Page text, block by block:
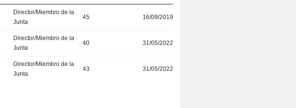
Director/Miembro de la
Junta
45 16/09/2019
Director/Miembro de la
Junta
40 31/05/2022
Director/Miembro de la
Junta
43 31/05/2022